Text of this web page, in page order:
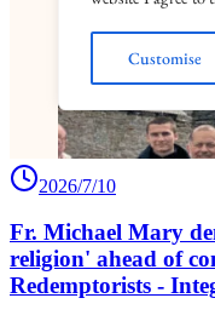
2026/7/10
Fr. Michael Mary
religion' ahead of
Redemptorists -